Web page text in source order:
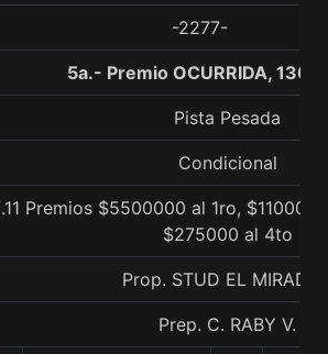
-2277-
5a.- Premio OCURRIDA,
Pista Pesada
Condicional
Premios $5500000 al 1ro,
$275000 al 4to
Prop. STUD EL
Prep. C. RABY V.